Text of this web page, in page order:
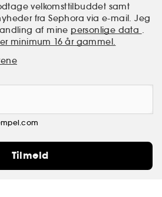
velkomsttilbuddet samt
fra Sephora via e-mail. Jeg
af mine personlige data .
minimum 16 år gammel.
Tilmeld